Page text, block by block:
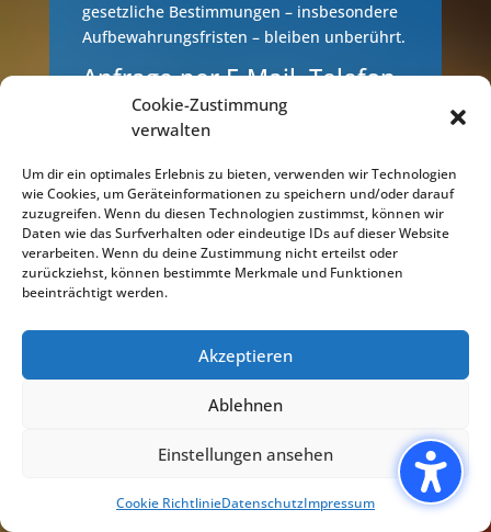
Cookie-Zustimmung
verwalten
Um dir ein optimales Erlebnis zu bieten, verwenden wir Technologien
wie Cookies, um Geräteinformationen zu speichern und/oder darauf
zuzugreifen. Wenn du diesen Technologien zustimmst, können wir
Daten wie das Surfverhalten oder eindeutige IDs auf dieser Website
verarbeiten. Wenn du deine Zustimmung nicht erteilst oder
zurückziehst, können bestimmte Merkmale und Funktionen
beeinträchtigt werden.
Akzeptieren
Ablehnen
Einstellungen ansehen
Cookie RichtlinieDatenschutzImpressum
gesetzliche Bestimmungen – insbesondere
Aufbewahrungsfristen – bleiben unberührt.
Anfrage per E-Mail, Telefon
oder Telefax
Wenn Sie uns per E-Mail, Telefon oder
inklusive aller daraus hervorgehenden
personenbezogenen Daten (Name, Anfrage)
zum Zwecke der Bearbeitung Ihres
Anliegens bei uns gespeichert und
verarbeitet. Diese Daten geben wir nicht
Die Verarbeitung dieser Daten erfolgt auf
Grundlage von Art. 6 Abs. 1 lit. b DSGVO,
sofern Ihre Anfrage mit der Erfüllung eines
Durchführung vorvertraglicher Maßnahmen
beruht die Verarbeitung auf unserem